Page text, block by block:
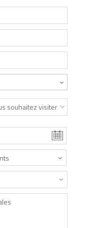
souhaitez visiter